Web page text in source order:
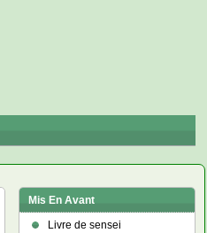
Mis En Avant
Livre de sensei